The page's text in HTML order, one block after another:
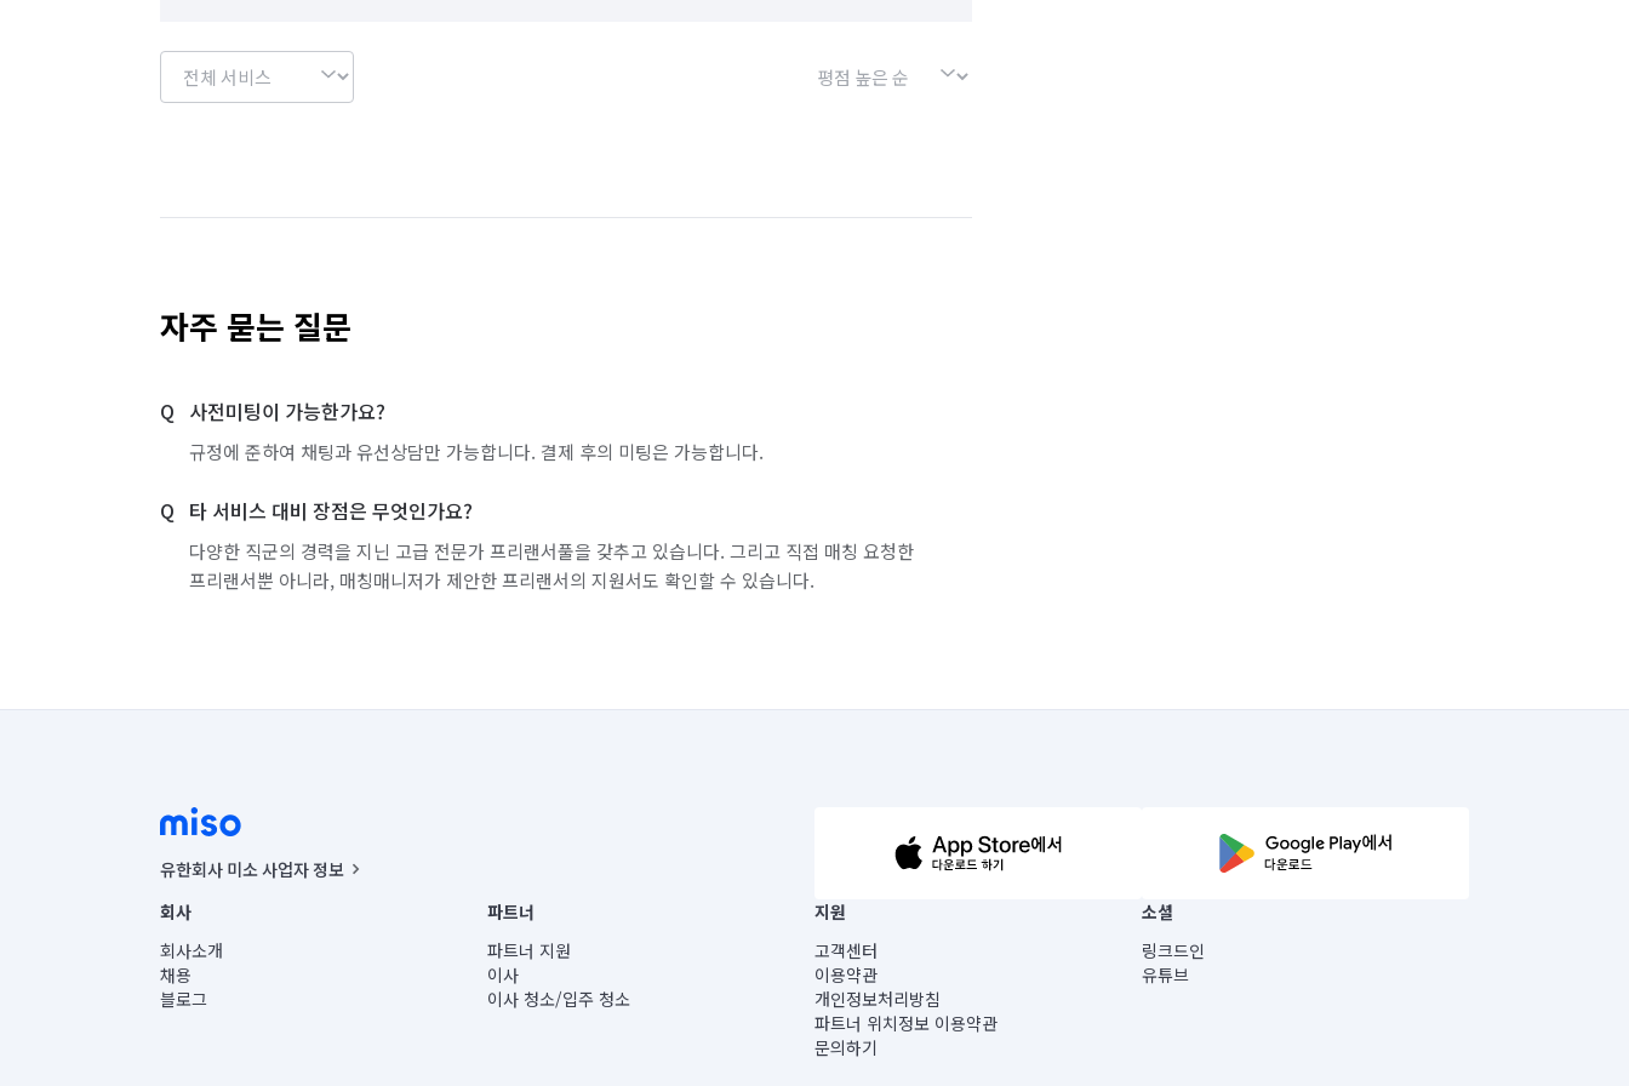
자주 묻는 질문
사전미팅이 가능한가요?
규정에 준하여 채팅과 유선상담만 가능합니다. 결제 후의 미팅은 가능합니다.
타 서비스 대비 장점은 무엇인가요?
다양한 직군의 경력을 지닌 고급 전문가 프리랜서풀을 갖추고 있습니다. 그리고 직접 매칭 요청한
프리랜서뿐 아니라, 매칭매니저가 제안한 프리랜서의 지원서도 확인할 수 있습니다.
유한회사 미소 사업자 정보
사업자등록번호 : 291-87-00271 | 인허가번호 : 2016-3220163-14-5-00019 |
통신판매신고번호 : 2024-서울종로-1400(공정거래위원회 정보) |
대표이사 : CHING VICTOR COLUMBIA RHEE
주소 | 본사: 서울특별시 종로구 율곡로 6(중학동, 트윈트리빌딩) B동 5층
컨택센터 : 서울특별시 종로구 수송동 율곡로 24, 7층, 8층 미소
회사
회사소개
채용
블로그
파트너
파트너 지원
이사
이사 청소/입주 청소
지원
고객센터
이용약관
개인정보처리방침
파트너 위치정보 이용약관
문의하기
소셜
링크드인
유튜브